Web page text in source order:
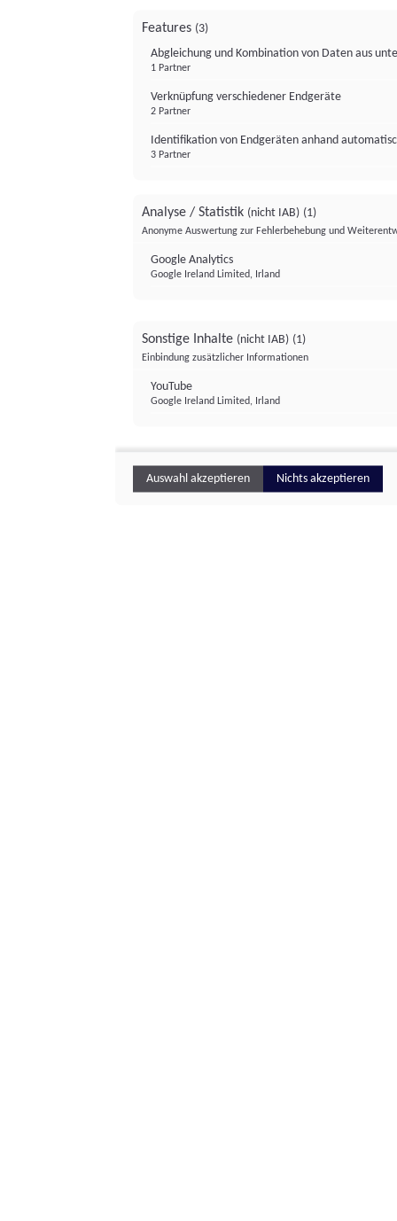
Features (3)
Abgleichung und Kombination von Daten aus
1 Partner
Verknüpfung verschiedener Endgeräte
2 Partner
Identifikation von Endgeräten anhand
3 Partner
Analyse / Statistik (nicht IAB) (1)
Anonyme Auswertung zur Fehlerbehebung und
Google Analytics
Google Ireland Limited, Irland
Sonstige Inhalte (nicht IAB) (1)
Einbindung zusätzlicher Informationen
YouTube
Google Ireland Limited, Irland
Auswahl akzeptieren Nichts akzeptieren